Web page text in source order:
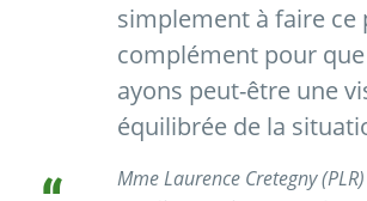
simplement à faire ce
complément pour
ayons peut-être une
équilibrée de la
Mme Laurence Cretegny